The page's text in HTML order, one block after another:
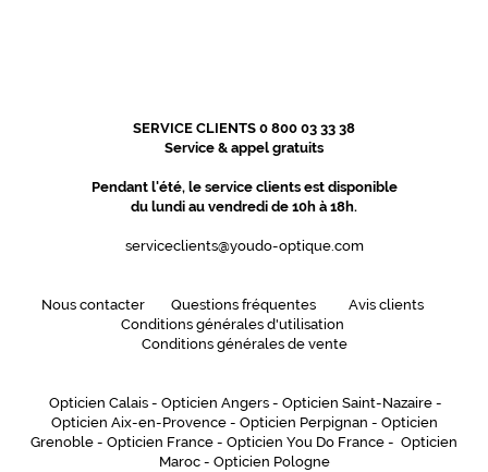
SERVICE CLIENTS 0 800 03 33 38
Service & appel gratuits
Pendant l'été, le service clients est disponible
du lundi au vendredi de 10h à 18h.
serviceclients@youdo-optique.com
Nous contacter Questions fréquentes
Avis clients
Conditions générales d'utilisation
Conditions générales de vente
Opticien Calais - Opticien Angers - Opticien Saint-Nazaire -
Opticien Aix-en-Provence- Opticien Perpignan - Opticien
Grenoble - Opticien France - Opticien You Do France - Opticien
Maroc- Opticien Pologne